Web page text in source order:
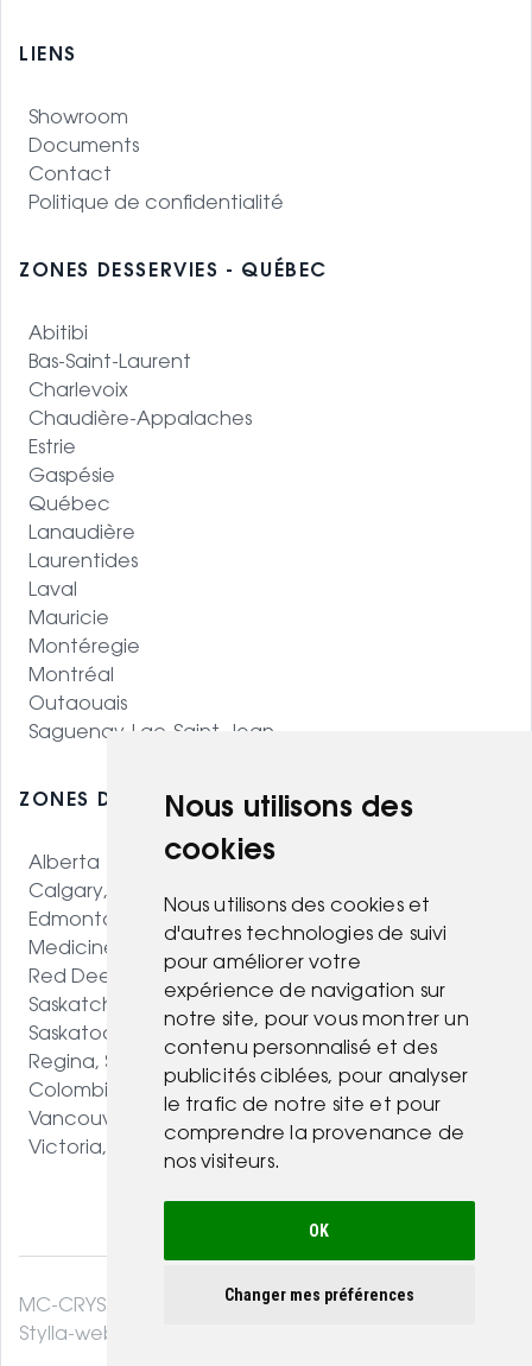
Nous utilisons des
cookies
Nous utilisons des cookies et
d'autres technologies de suivi
pour améliorer votre
expérience de navigation sur
notre site, pour vous montrer un
contenu personnalisé et des
publicités ciblées, pour analyser
le trafic de notre site et pour
comprendre la provenance de
nos visiteurs.
OK
Changer mes préférences
LIENS
Showroom
Documents
Contact
Politique de confidentialité
ZONES DESSERVIES - QUÉBEC
Abitibi
Bas-Saint-Laurent
Charlevoix
Chaudière-Appalaches
Estrie
Gaspésie
Québec
Lanaudière
Laurentides
Laval
Mauricie
Montéregie
Montréal
Outaouais
Saguenay-Lac-Saint-Jean
ZONES DESSERVIES - OUEST CANADIEN
Alberta
Calgary, AB
Edmonton, AB
Medicine Hat, AB
Red Deer, AB
Saskatchewan
Saskatoon, SK
Regina, SK
Colombie-Britannique
Vancouver, BC
Victoria, BC
MC-CRYSTAL© 2026. Tous droits réservés .
Stylla-web.com